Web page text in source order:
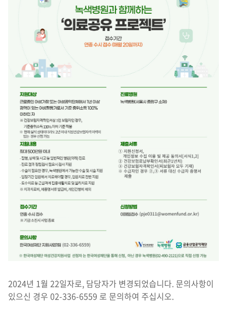
2024년 1월 22일자로, 담당자가 변경되었습니다. 문의사항이
있으신 경우 02-336-6559 로 문의하여 주십시오.